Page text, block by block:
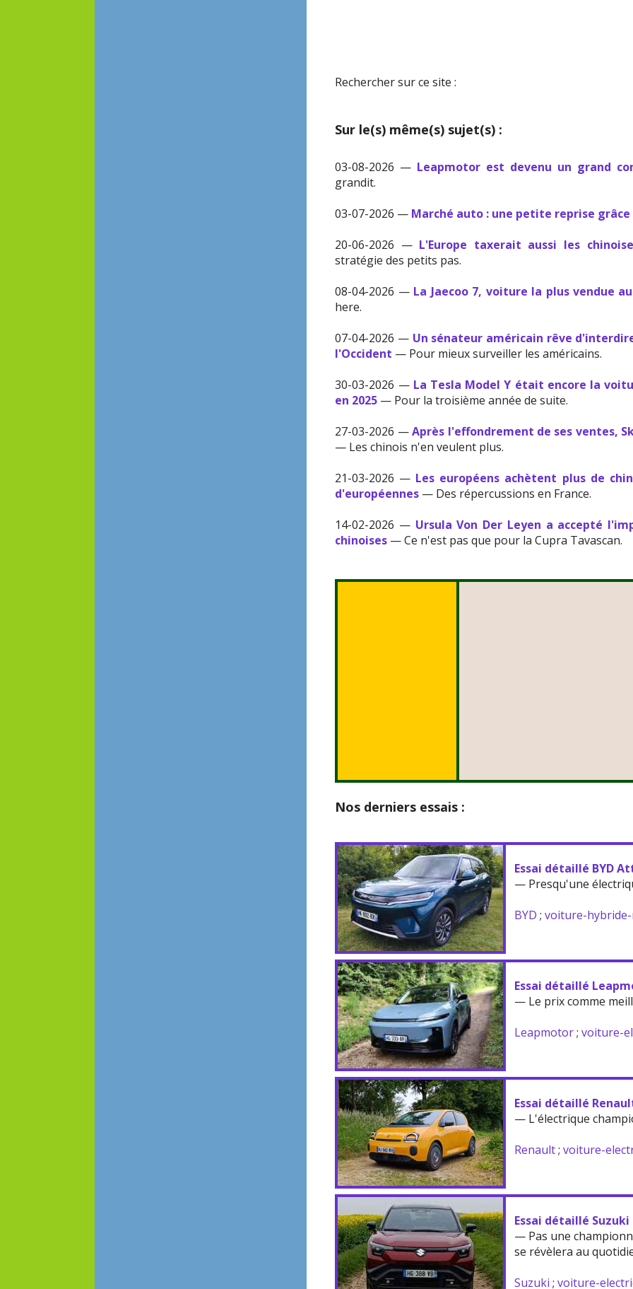
Rechercher sur ce site :
Sur le(s) même(s) sujet(s) :
03-08-2026 — Leapmotor est devenu un grand
grandit.
03-07-2026 — Marché auto : une petite reprise
20-06-2026 — L'Europe taxerait aussi les
stratégie des petits pas.
08-04-2026 — La Jaecoo 7, voiture la plus vendue
here.
07-04-2026 — Un sénateur américain rêve
l'Occident — Pour mieux surveiller les américains.
30-03-2026 — La Tesla Model Y était encore la
en 2025 — Pour la troisième année de suite.
27-03-2026 —Après l'effondrement de ses ventes,
— Les chinois n'en veulent plus.
21-03-2026 — Les européens achètent plus de
d'européennes — Des répercussions en France.
14-02-2026 — Ursula Von Der Leyen a accepté
chinoises — Ce n'est pas que pour la Cupra Tavascan.
Nos derniers essais :
Essai détaillé BYD
— Presqu'une
BYD ;voiture-
Essai détaillé
— Le prix comme
Leapmotor;voiture-
Essai détaillé
— L'électrique
Renault;voiture-
Essai détaillé
— Pas une
se révèlera au
Suzuki ;voiture-